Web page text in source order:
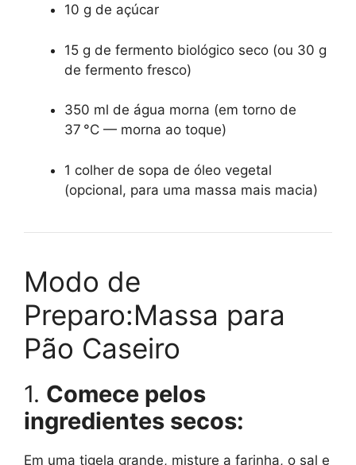
10 g de açúcar
15 g de fermento biológico seco (ou 30 g
de fermento fresco)
350 ml de água morna (em torno de
37 °C — morna ao toque)
1 colher de sopa de óleo vegetal
(opcional, para uma massa mais macia)
Modo de
Preparo:Massa para
Pão Caseiro
1. Comece pelos
ingredientes secos:
Em uma tigela grande, misture a farinha, o sal e